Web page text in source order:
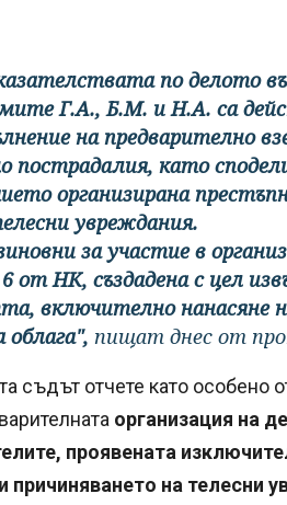
по делото
Г.А., Б.М. и Н.А. са
на предварително
пострадалия, като
организирана
увреждания.
за участие в
от НК, създадена с цел
включително нанасяне
пищат днес от
съдът отчете като особено
организация на
проявената
на телесни